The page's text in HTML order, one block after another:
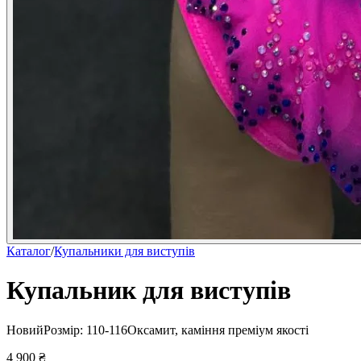
Каталог/Купальники для виступів
Купальник для виступів
НовийРозмір: 110-116Оксамит, каміння преміум якості
4 900 ₴